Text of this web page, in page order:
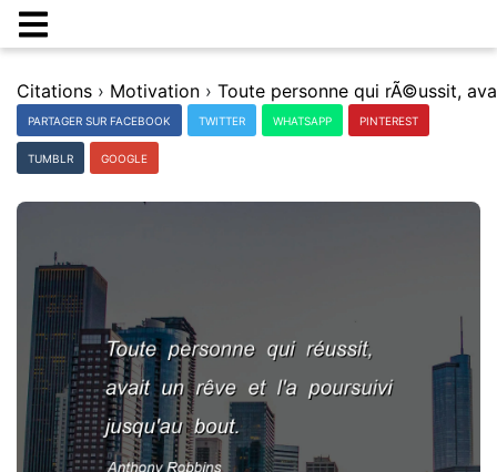
Citations › Motivation ›
PARTAGER SUR FACEBOOK TWITTER WHATSAPP PINTEREST
TUMBLR GOOGLE